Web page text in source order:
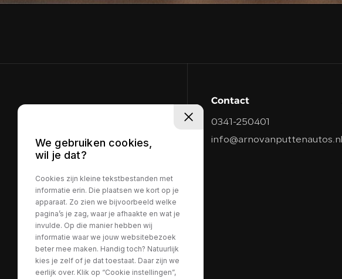
Contact
0341-250401
info@arnovanputtenautos.nl
We gebruiken cookies,
wil je dat?
Cookies zijn kleine tekstbestanden met
informatie erin. Die plaatsen we kort op je
apparaat. Zo zien we bijvoorbeeld welke
pagina’s je zag, waar je afhaakte en wat je
invulde. Op die manier hebben wij
informatie waar we jouw websitebezoek
beter mee maken. Handig toch? Natuurlijk
kies je zelf of je dat toestaat. Daar zijn we
eerlijk over. Klik op “Cookie instellingen”,